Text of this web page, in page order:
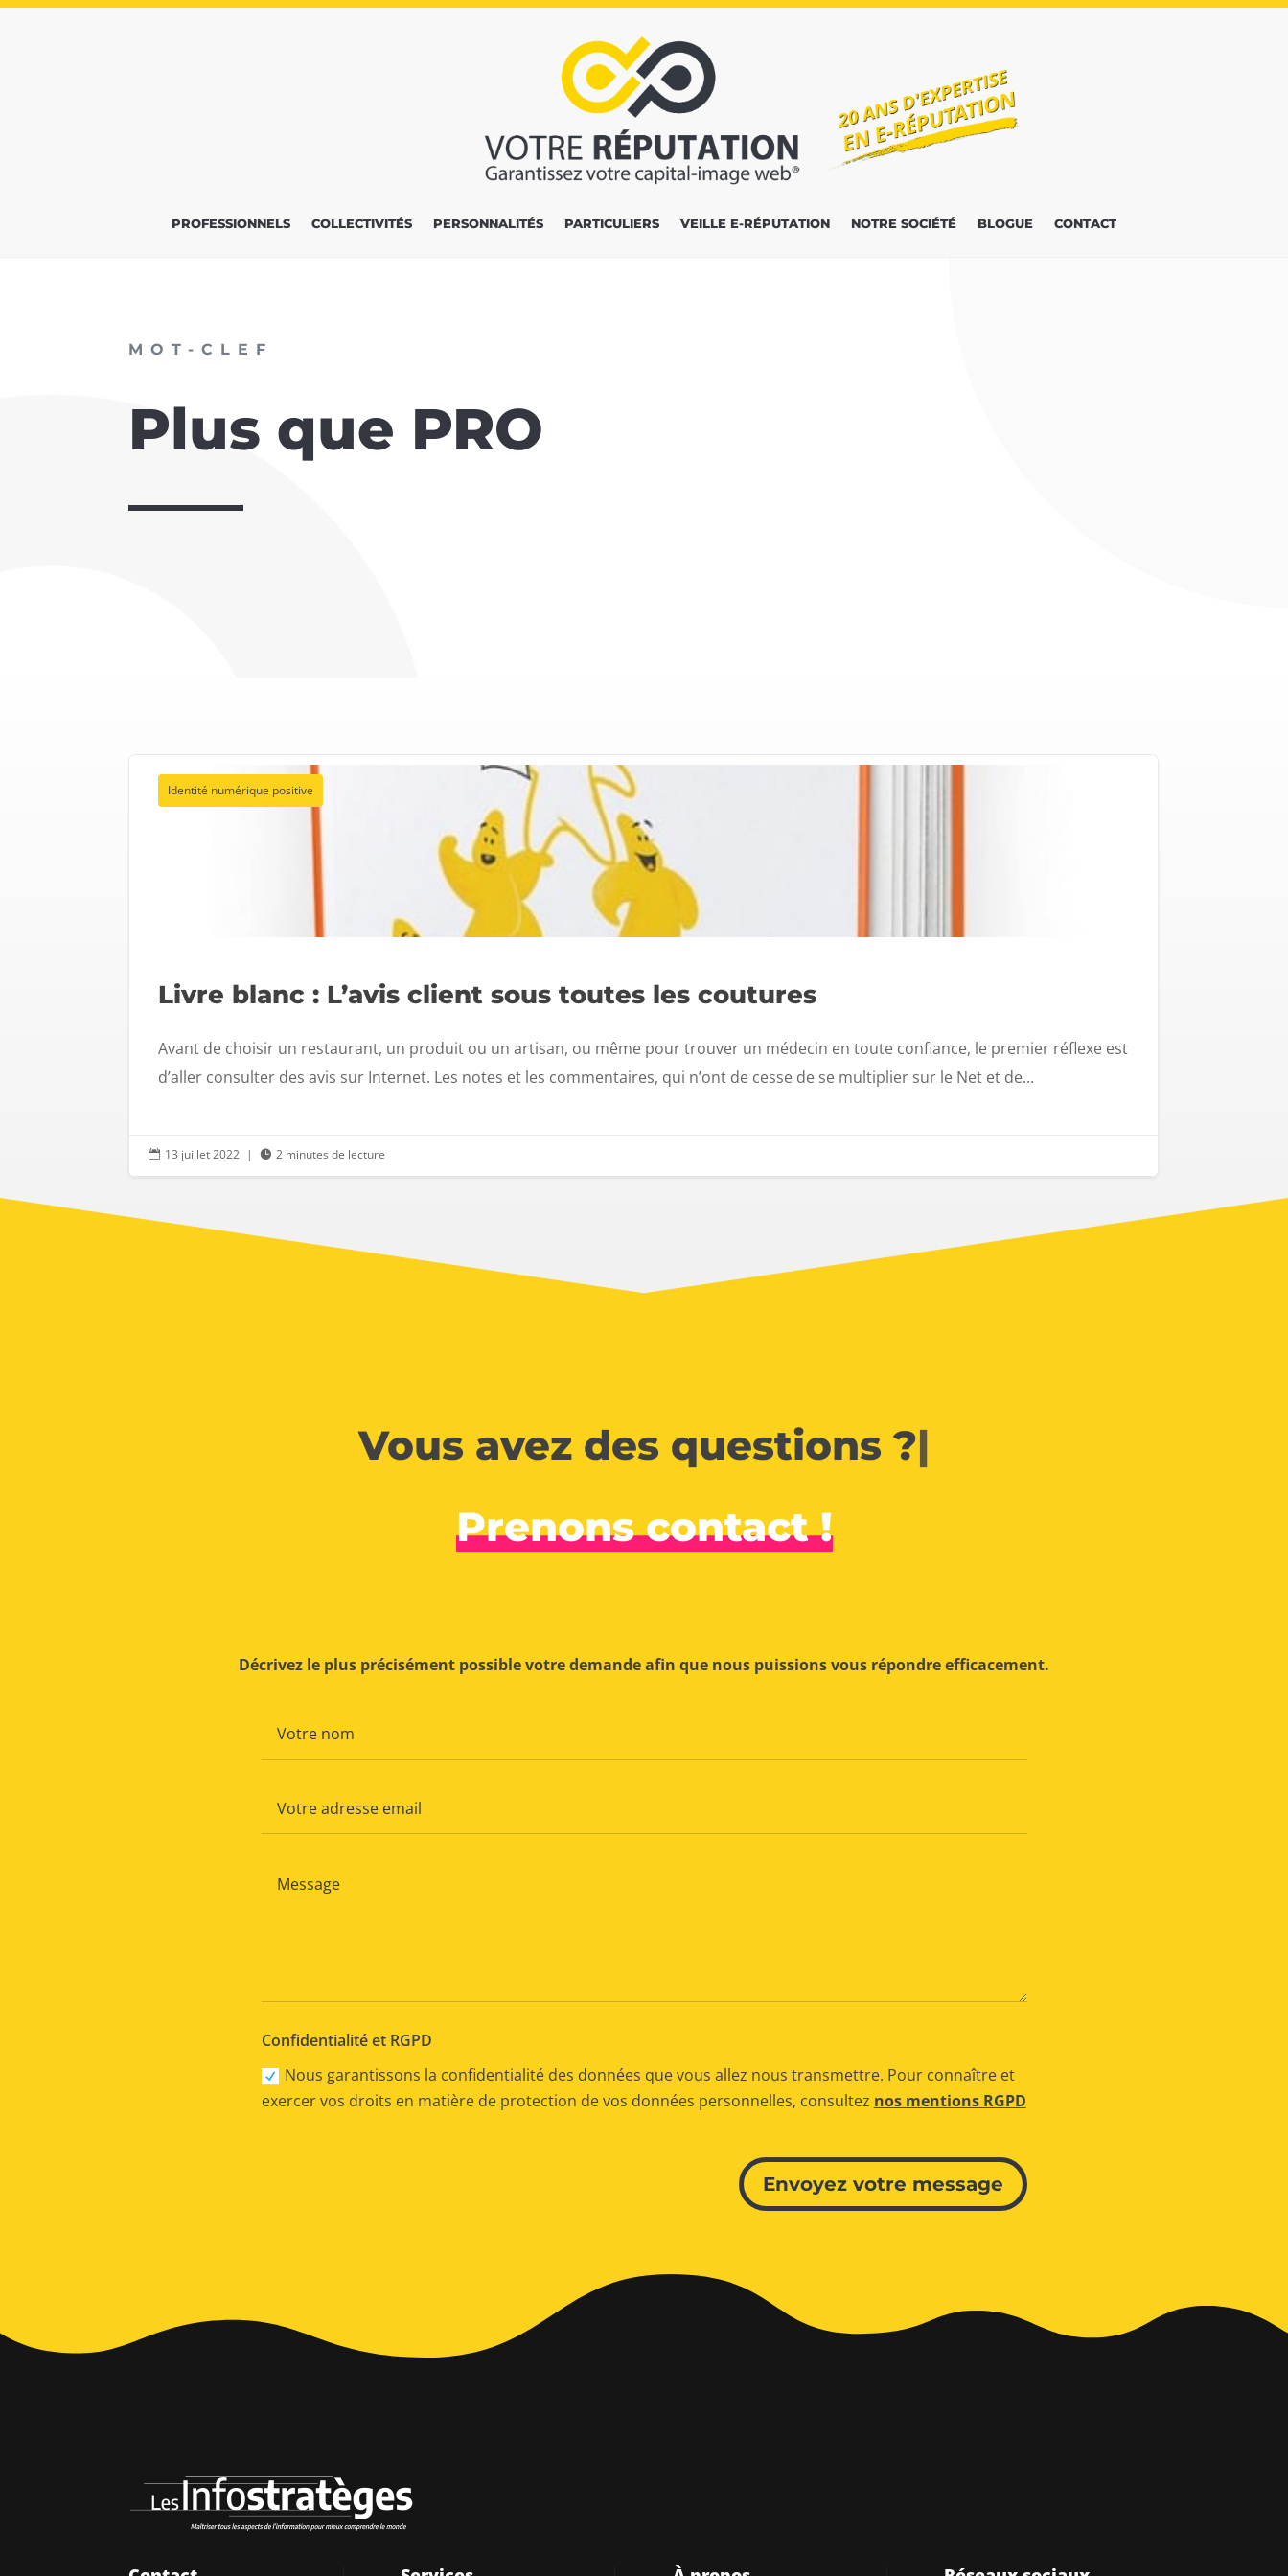
PROFESSIONNELS COLLECTIVITÉS PERSONNALITÉS PARTICULIERS VEILLE E-RÉPUTATION NOTRE SOCIÉTÉ BLOGUE CONTACT
MOT-CLEF
Plus que PRO
Identité numérique positive
Livre blanc : L’avis client sous toutes les coutures
Avant de choisir un restaurant, un produit ou un artisan, ou même pour trouver un médecin en toute confiance, le premier réflexe est
d’aller consulter des avis sur Internet. Les notes et les commentaires, qui n’ont de cesse de se multiplier sur le Net et de...
 13 juillet 2022 |  2 minutes de lecture
Vous avez des questions ?|
Prenons contact !
Décrivez le plus précisément possible votre demande afin que nous puissions vous répondre efficacement.
Confidentialité et RGPD
Nous garantissons la confidentialité des données que vous allez nous transmettre. Pour connaître et
exercer vos droits en matière de protection de vos données personnelles, consultez nos mentions RGPD
Envoyez votre message